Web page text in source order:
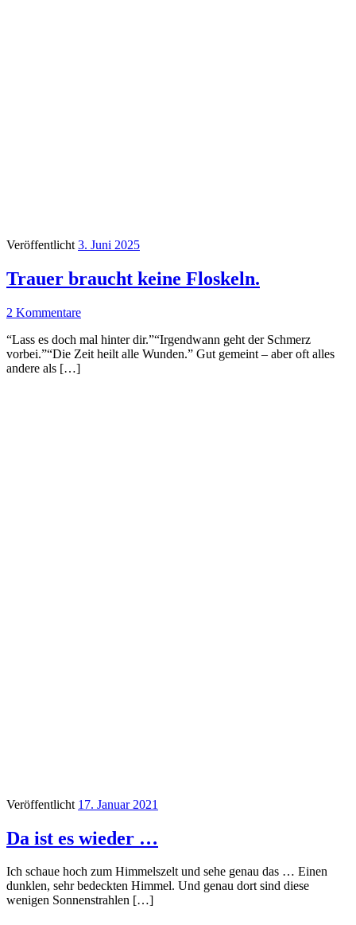
Veröffentlicht 3. Juni 2025
Trauer braucht keine Floskeln.
2 Kommentare
“Lass es doch mal hinter dir.”“Irgendwann geht der Schmerz
vorbei.”“Die Zeit heilt alle Wunden.” Gut gemeint – aber oft alles
andere als […]
Veröffentlicht 17. Januar 2021
Da ist es wieder …
Ich schaue hoch zum Himmelszelt und sehe genau das … Einen
dunklen, sehr bedeckten Himmel. Und genau dort sind diese
wenigen Sonnenstrahlen […]